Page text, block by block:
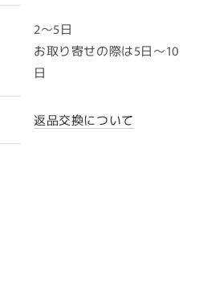
2〜5日
お取り寄せの際は5日～10
日
返品交換について